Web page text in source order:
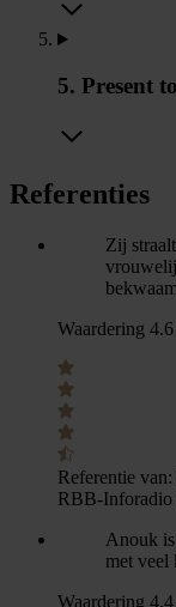
5. Present
Referenties
Zij
Waardering
Referentie van:
RBB-Inforadio
Anouk
met veel
Waardering